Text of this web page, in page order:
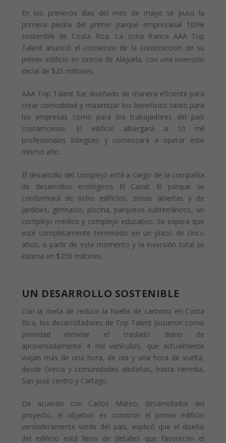
En los primeros días del mes de mayo se puso la
primera piedra del primer parque empresarial 100%
sostenible de Costa Rica. La zona franca AAA Top
Talent anunció el comienzo de la construcción de su
primer edificio en Grecia de Alajuela, con una inversión
inicial de $25 millones.
AAA Top Talent fue diseñado de manera eficiente para
crear comodidad y maximizar los beneficios tanto para
las empresas como para los trabajadores del país
costarricense. El edificio albergará a 10 mil
profesionales bilingües y comenzará a operar este
mismo año.
El desarrollo del complejo está a cargo de la compañía
de desarrollos ecológicos El Canal. El parque se
conformará de ocho edificios, zonas abiertas y de
jardines, gimnasio, piscina, parqueos subterráneos, un
complejo médico y complejo educativo. Se espera que
esté completamente terminado en un plazo de cinco
años, a partir de este momento y la inversión total se
estima en $250 millones.
UN DESARROLLO SOSTENIBLE
Con la meta de reducir la huella de carbono en Costa
Rica, los desarrolladores de Top Talent pusieron como
prioridad eliminar el traslado diario de
aproximadamente 4 mil vehículos, que actualmente
viajan más de una hora, de ida y una hora de vuelta,
desde Grecia y comunidades aledañas, hasta Heredia,
San José centro y Cartago.
De acuerdo con Carlos Mateo, desarrollador del
proyecto, el objetivo es construir el primer edificio
verdaderamente verde del país, explicó que el diseño
del edificio está lleno de detalles que favorecen el